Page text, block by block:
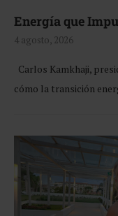
Energía que
4 agosto, 2026
Carlos Kamkhaji,
cómo la transición